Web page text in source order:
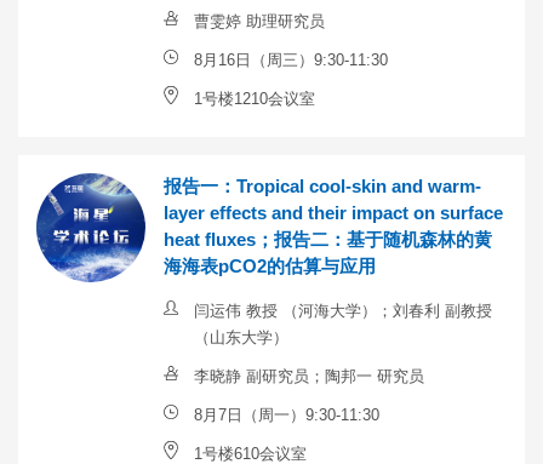
曹雯婷 助理研究员
8月16日（周三）9:30-11:30
1号楼1210会议室
报告一：Tropical cool-skin and warm-
layer effects and their impact on surface
heat fluxes；报告二：基于随机森林的黄
海海表pCO2的估算与应用
闫运伟 教授 （河海大学）；刘春利 副教授
（山东大学）
李晓静 副研究员；陶邦一 研究员
8月7日（周一）9:30-11:30
1号楼610会议室